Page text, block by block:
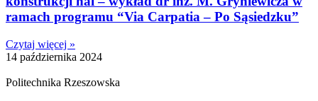
ramach programu “Via Carpatia – Po Sąsiedzku”
Czytaj więcej »
14 października 2024
Politechnika Rzeszowska